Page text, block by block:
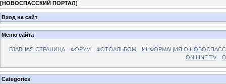
[НОВОСПАССКИЙ ПОРТАЛ]
Вход на сайт
Меню сайта
ГЛАВНАЯ СТРАНИЦА ФОРУМ ФОТОАЛЬБОМ
ИНФОРМАЦИЯ О
ON LINE TV
Categories